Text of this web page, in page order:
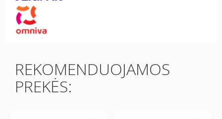
REKOMENDUOJAMOS
PREKĖS: